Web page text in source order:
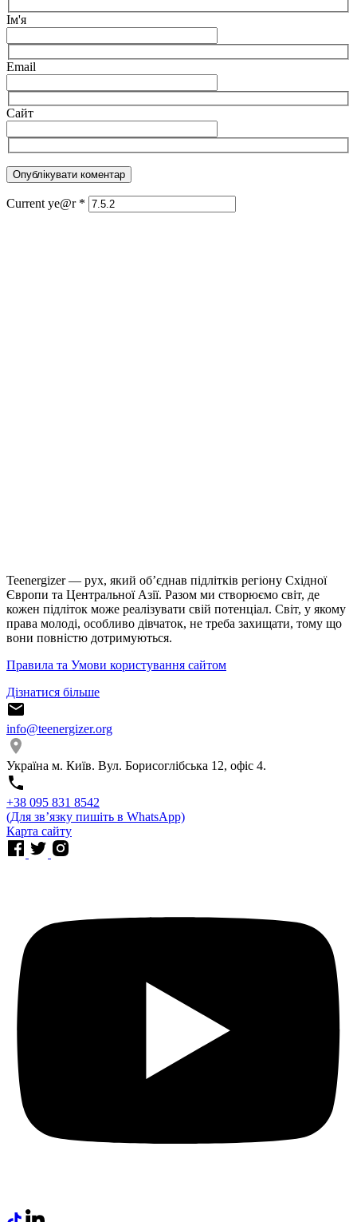
Ім'я
Email
Сайт
Current ye@r *
Teenergizer — рух, який об’єднав підлітків регіону Східної
Європи та Центральної Азії. Разом ми створюємо світ, де
кожен підліток може реалізувати свій потенціал. Світ, у якому
права молоді, особливо дівчаток, не треба захищати, тому що
вони повністю дотримуються.
Правила та Умови користування сайтом
Дізнатися більше
info@teenergizer.org
Україна м. Київ. Вул. Борисоглібська 12, офіс 4.
⁨+38 095 831 8542⁩
(Для звʼязку пишіть в WhatsApp)
Карта сайту